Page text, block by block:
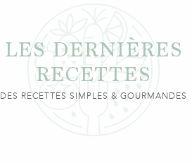
LES DERNIÈRES
RECETTES
DES RECETTES SIMPLES & GOURMANDES